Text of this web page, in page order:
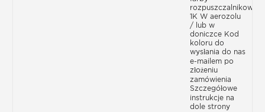
rozpuszczalnikowe
1K W aerozolu
/ lub w
doniczce Kod
koloru do
wysłania do nas
e-mailem po
złożeniu
zamówienia
Szczegółowe
instrukcje na
dole strony